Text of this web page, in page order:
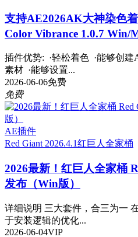
支持AE2026AK大神染色
Color Vibrance 1.0.7 Win/
插件优势: ·轻松着色 ·能够创建
素材 ·能够设置...
2026-06-06免费
免费
AE插件
Red Giant 2026.4.1红巨人全家桶
2026最新！红巨人全家桶
发布（Win版）
详细说明 三大套件，合三为一
于安装逻辑的优化...
2026-06-04VIP